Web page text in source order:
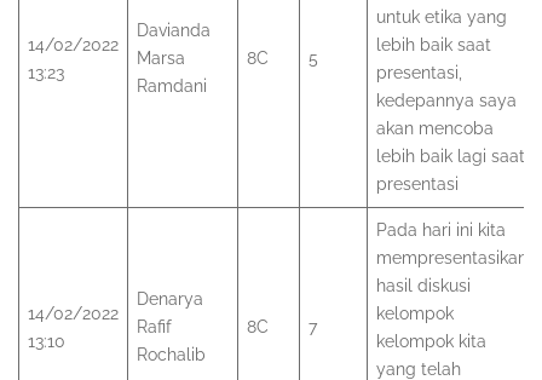
14/02/2022
13:23
Davianda
Marsa
Ramdani
8C 5
untuk etika yang
lebih baik saat
presentasi,
kedepannya saya
akan mencoba
lebih baik lagi saat
presentasi
14/02/2022
13:10
Denarya
Rafif
Rochalib
8C 7
Pada hari ini kita
mempresentasikan
hasil diskusi
kelompok
kelompok kita
yang telah